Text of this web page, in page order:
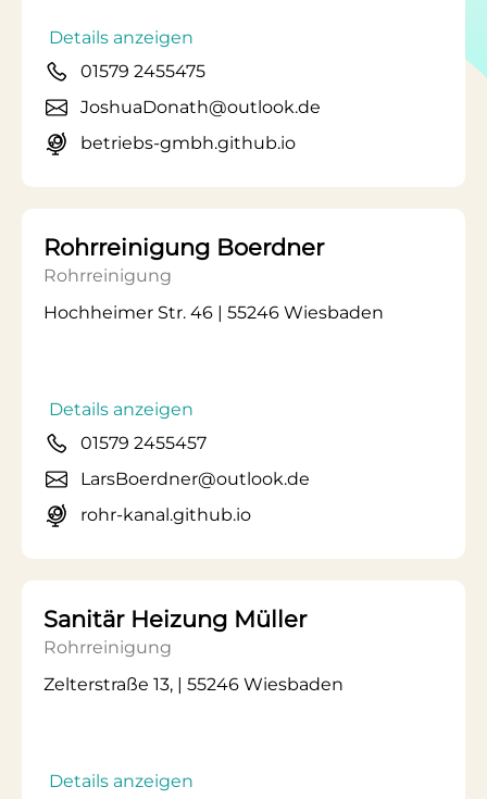
Details anzeigen
01579 2455475
JoshuaDonath@outlook.de
betriebs-gmbh.github.io
Rohrreinigung Boerdner
Rohrreinigung
Hochheimer Str. 46 | 55246 Wiesbaden
Details anzeigen
01579 2455457
LarsBoerdner@outlook.de
rohr-kanal.github.io
Sanitär Heizung Müller
Rohrreinigung
Zelterstraße 13, | 55246 Wiesbaden
Details anzeigen